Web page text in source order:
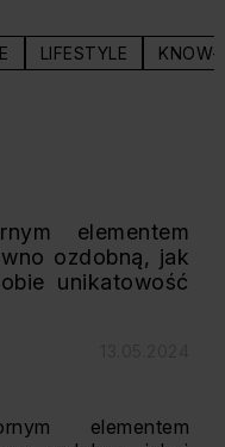
LIFESTYLE KNOW-
elementem
ozdobną, jak
unikatowość
elementem